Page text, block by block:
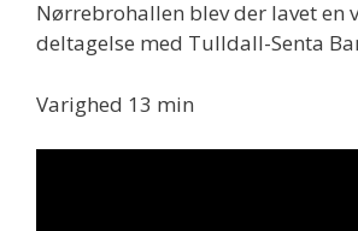
Nørrebrohallen blev der lavet en
deltagelse med Tulldall-Senta
Varighed 13 min